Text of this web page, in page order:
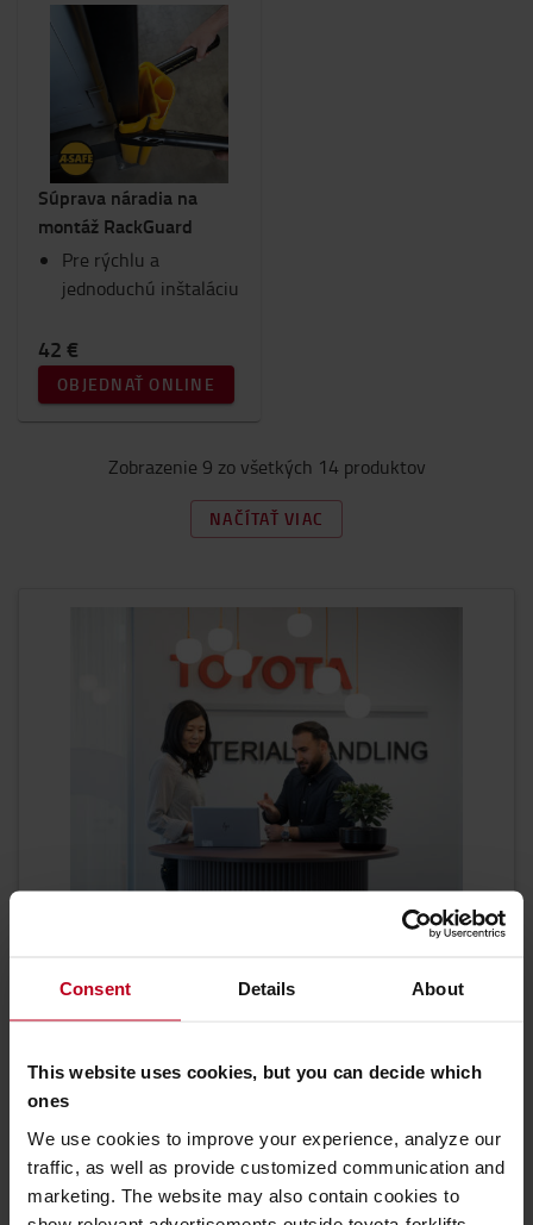
Consent Details About
This website uses cookies, but you can decide which
ones
We use cookies to improve your experience, analyze our
traffic, as well as provide customized communication and
marketing. The website may also contain cookies to
Súprava náradia na
montáž RackGuard
Pre rýchlu a
jednoduchú inštaláciu
42 €
OBJEDNAŤ ONLINE
Zobrazenie 9 zo všetkých 14 produktov
NAČÍTAŤ VIAC
KONTAKTUJTE NÁS
Získajte viac informácií
Ako nakupovať online
Doprava a doručenie